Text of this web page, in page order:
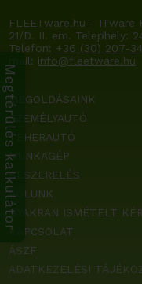
Megtérülés kalkulátor
e
m
*
FLEETware.hu - ITware
21/D. II. em. Telephely:
Telefon: +36 (30) 207-
mail: info@fleetware.hu
MEGOLDÁSAINK
SZEMÉLYAUTÓ
TEHERAUTÓ
MUNKAGÉP
BESZERELÉS
RÓLUNK
GYAKRAN ISMÉTELT
KAPCSOLAT
ÁSZF
ADATKEZELÉSI